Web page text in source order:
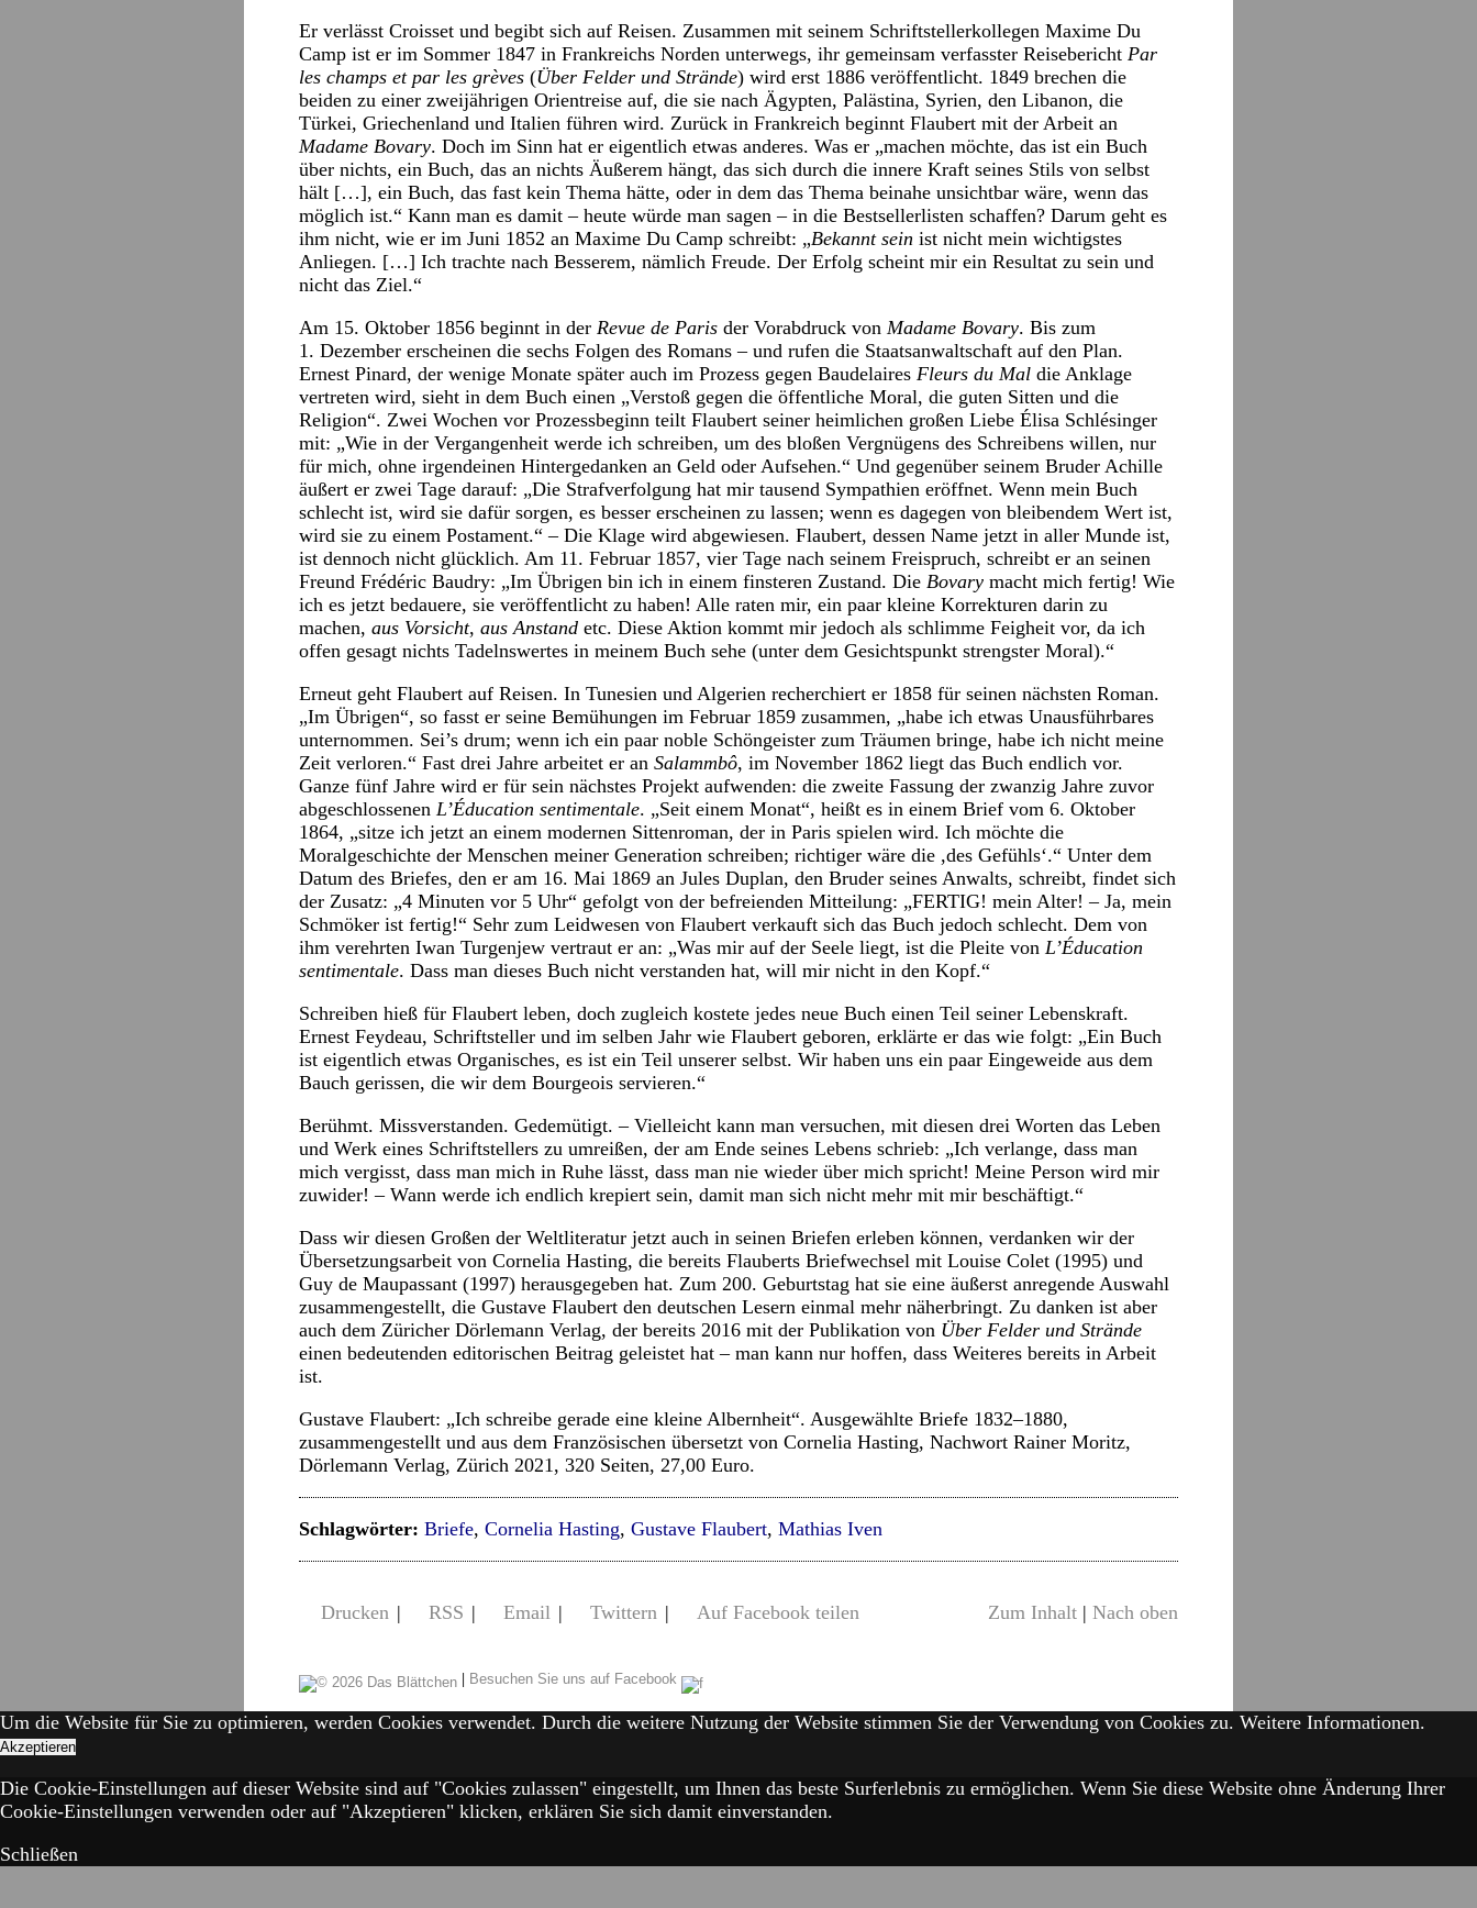
Er verlässt Croisset und begibt sich auf Reisen. Zusammen mit seinem Schriftstellerkollegen Maxime Du
Camp ist er im Sommer 1847 in Frankreichs Norden unterwegs, ihr gemeinsam verfasster Reisebericht Par
les champs et par les grèves (Über Felder und Strände) wird erst 1886 veröffentlicht. 1849 brechen die
beiden zu einer zweijährigen Orientreise auf, die sie nach Ägypten, Palästina, Syrien, den Libanon, die
Türkei, Griechenland und Italien führen wird. Zurück in Frankreich beginnt Flaubert mit der Arbeit an
Madame Bovary. Doch im Sinn hat er eigentlich etwas anderes. Was er „machen möchte, das ist ein Buch
über nichts, ein Buch, das an nichts Äußerem hängt, das sich durch die innere Kraft seines Stils von selbst
hält […], ein Buch, das fast kein Thema hätte, oder in dem das Thema beinahe unsichtbar wäre, wenn das
möglich ist.“ Kann man es damit – heute würde man sagen – in die Bestsellerlisten schaffen? Darum geht es
ihm nicht, wie er im Juni 1852 an Maxime Du Camp schreibt: „Bekannt sein ist nicht mein wichtigstes
Anliegen. […] Ich trachte nach Besserem, nämlich Freude. Der Erfolg scheint mir ein Resultat zu sein und
nicht das Ziel.“
Am 15. Oktober 1856 beginnt in der Revue de Paris der Vorabdruck von Madame Bovary. Bis zum
1. Dezember erscheinen die sechs Folgen des Romans – und rufen die Staatsanwaltschaft auf den Plan.
Ernest Pinard, der wenige Monate später auch im Prozess gegen Baudelaires Fleurs du Mal die Anklage
vertreten wird, sieht in dem Buch einen „Verstoß gegen die öffentliche Moral, die guten Sitten und die
Religion“. Zwei Wochen vor Prozessbeginn teilt Flaubert seiner heimlichen großen Liebe Élisa Schlésinger
mit: „Wie in der Vergangenheit werde ich schreiben, um des bloßen Vergnügens des Schreibens willen, nur
für mich, ohne irgendeinen Hintergedanken an Geld oder Aufsehen.“ Und gegenüber seinem Bruder Achille
äußert er zwei Tage darauf: „Die Strafverfolgung hat mir tausend Sympathien eröffnet. Wenn mein Buch
schlecht ist, wird sie dafür sorgen, es besser erscheinen zu lassen; wenn es dagegen von bleibendem Wert ist,
wird sie zu einem Postament.“ – Die Klage wird abgewiesen. Flaubert, dessen Name jetzt in aller Munde ist,
ist dennoch nicht glücklich. Am 11. Februar 1857, vier Tage nach seinem Freispruch, schreibt er an seinen
Freund Frédéric Baudry: „Im Übrigen bin ich in einem finsteren Zustand. Die Bovary macht mich fertig! Wie
ich es jetzt bedauere, sie veröffentlicht zu haben! Alle raten mir, ein paar kleine Korrekturen darin zu
machen, aus Vorsicht, aus Anstand etc. Diese Aktion kommt mir jedoch als schlimme Feigheit vor, da ich
offen gesagt nichts Tadelnswertes in meinem Buch sehe (unter dem Gesichtspunkt strengster Moral).“
Erneut geht Flaubert auf Reisen. In Tunesien und Algerien recherchiert er 1858 für seinen nächsten Roman.
„Im Übrigen“, so fasst er seine Bemühungen im Februar 1859 zusammen, „habe ich etwas Unausführbares
unternommen. Sei’s drum; wenn ich ein paar noble Schöngeister zum Träumen bringe, habe ich nicht meine
Zeit verloren.“ Fast drei Jahre arbeitet er an Salammbô, im November 1862 liegt das Buch endlich vor.
Ganze fünf Jahre wird er für sein nächstes Projekt aufwenden: die zweite Fassung der zwanzig Jahre zuvor
abgeschlossenen L’Éducation sentimentale. „Seit einem Monat“, heißt es in einem Brief vom 6. Oktober
1864, „sitze ich jetzt an einem modernen Sittenroman, der in Paris spielen wird. Ich möchte die
Moralgeschichte der Menschen meiner Generation schreiben; richtiger wäre die ,des Gefühls‘.“ Unter dem
Datum des Briefes, den er am 16. Mai 1869 an Jules Duplan, den Bruder seines Anwalts, schreibt, findet sich
der Zusatz: „4 Minuten vor 5 Uhr“ gefolgt von der befreienden Mitteilung: „FERTIG! mein Alter! – Ja, mein
Schmöker ist fertig!“ Sehr zum Leidwesen von Flaubert verkauft sich das Buch jedoch schlecht. Dem von
ihm verehrten Iwan Turgenjew vertraut er an: „Was mir auf der Seele liegt, ist die Pleite von L’Éducation
sentimentale. Dass man dieses Buch nicht verstanden hat, will mir nicht in den Kopf.“
Schreiben hieß für Flaubert leben, doch zugleich kostete jedes neue Buch einen Teil seiner Lebenskraft.
Ernest Feydeau, Schriftsteller und im selben Jahr wie Flaubert geboren, erklärte er das wie folgt: „Ein Buch
ist eigentlich etwas Organisches, es ist ein Teil unserer selbst. Wir haben uns ein paar Eingeweide aus dem
Bauch gerissen, die wir dem Bourgeois servieren.“
Berühmt. Missverstanden. Gedemütigt. – Vielleicht kann man versuchen, mit diesen drei Worten das Leben
und Werk eines Schriftstellers zu umreißen, der am Ende seines Lebens schrieb: „Ich verlange, dass man
mich vergisst, dass man mich in Ruhe lässt, dass man nie wieder über mich spricht! Meine Person wird mir
zuwider! – Wann werde ich endlich krepiert sein, damit man sich nicht mehr mit mir beschäftigt.“
Dass wir diesen Großen der Weltliteratur jetzt auch in seinen Briefen erleben können, verdanken wir der
Übersetzungsarbeit von Cornelia Hasting, die bereits Flauberts Briefwechsel mit Louise Colet (1995) und
Guy de Maupassant (1997) herausgegeben hat. Zum 200. Geburtstag hat sie eine äußerst anregende Auswahl
zusammengestellt, die Gustave Flaubert den deutschen Lesern einmal mehr näherbringt. Zu danken ist aber
auch dem Züricher Dörlemann Verlag, der bereits 2016 mit der Publikation von Über Felder und Strände
einen bedeutenden editorischen Beitrag geleistet hat – man kann nur hoffen, dass Weiteres bereits in Arbeit
ist.
Gustave Flaubert: „Ich schreibe gerade eine kleine Albernheit“. Ausgewählte Briefe 1832–1880,
zusammengestellt und aus dem Französischen übersetzt von Cornelia Hasting, Nachwort Rainer Moritz,
Dörlemann Verlag, Zürich 2021, 320 Seiten, 27,00 Euro.
Schlagwörter: Briefe, Cornelia Hasting, Gustave Flaubert, Mathias Iven
Drucken | RSS | Email | Twittern | Auf Facebook teilen Zum Inhalt | Nach oben
| Besuchen Sie uns auf Facebook
Um die Website für Sie zu optimieren, werden Cookies verwendet. Durch die weitere Nutzung der Website stimmen Sie der Verwendung von Cookies zu. Weitere Informationen.
Akzeptieren
Die Cookie-Einstellungen auf dieser Website sind auf "Cookies zulassen" eingestellt, um Ihnen das beste Surferlebnis zu ermöglichen. Wenn Sie diese Website ohne Änderung Ihrer
Cookie-Einstellungen verwenden oder auf "Akzeptieren" klicken, erklären Sie sich damit einverstanden.
Schließen